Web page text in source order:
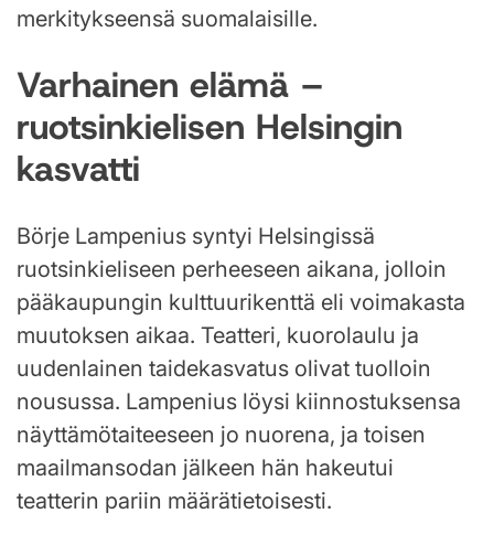
merkitykseensä suomalaisille.
Varhainen elämä –
ruotsinkielisen Helsingin
kasvatti
Börje Lampenius syntyi Helsingissä
ruotsinkieliseen perheeseen aikana, jolloin
pääkaupungin kulttuurikenttä eli voimakasta
muutoksen aikaa. Teatteri, kuorolaulu ja
uudenlainen taidekasvatus olivat tuolloin
nousussa. Lampenius löysi kiinnostuksensa
näyttämötaiteeseen jo nuorena, ja toisen
maailmansodan jälkeen hän hakeutui
teatterin pariin määrätietoisesti.